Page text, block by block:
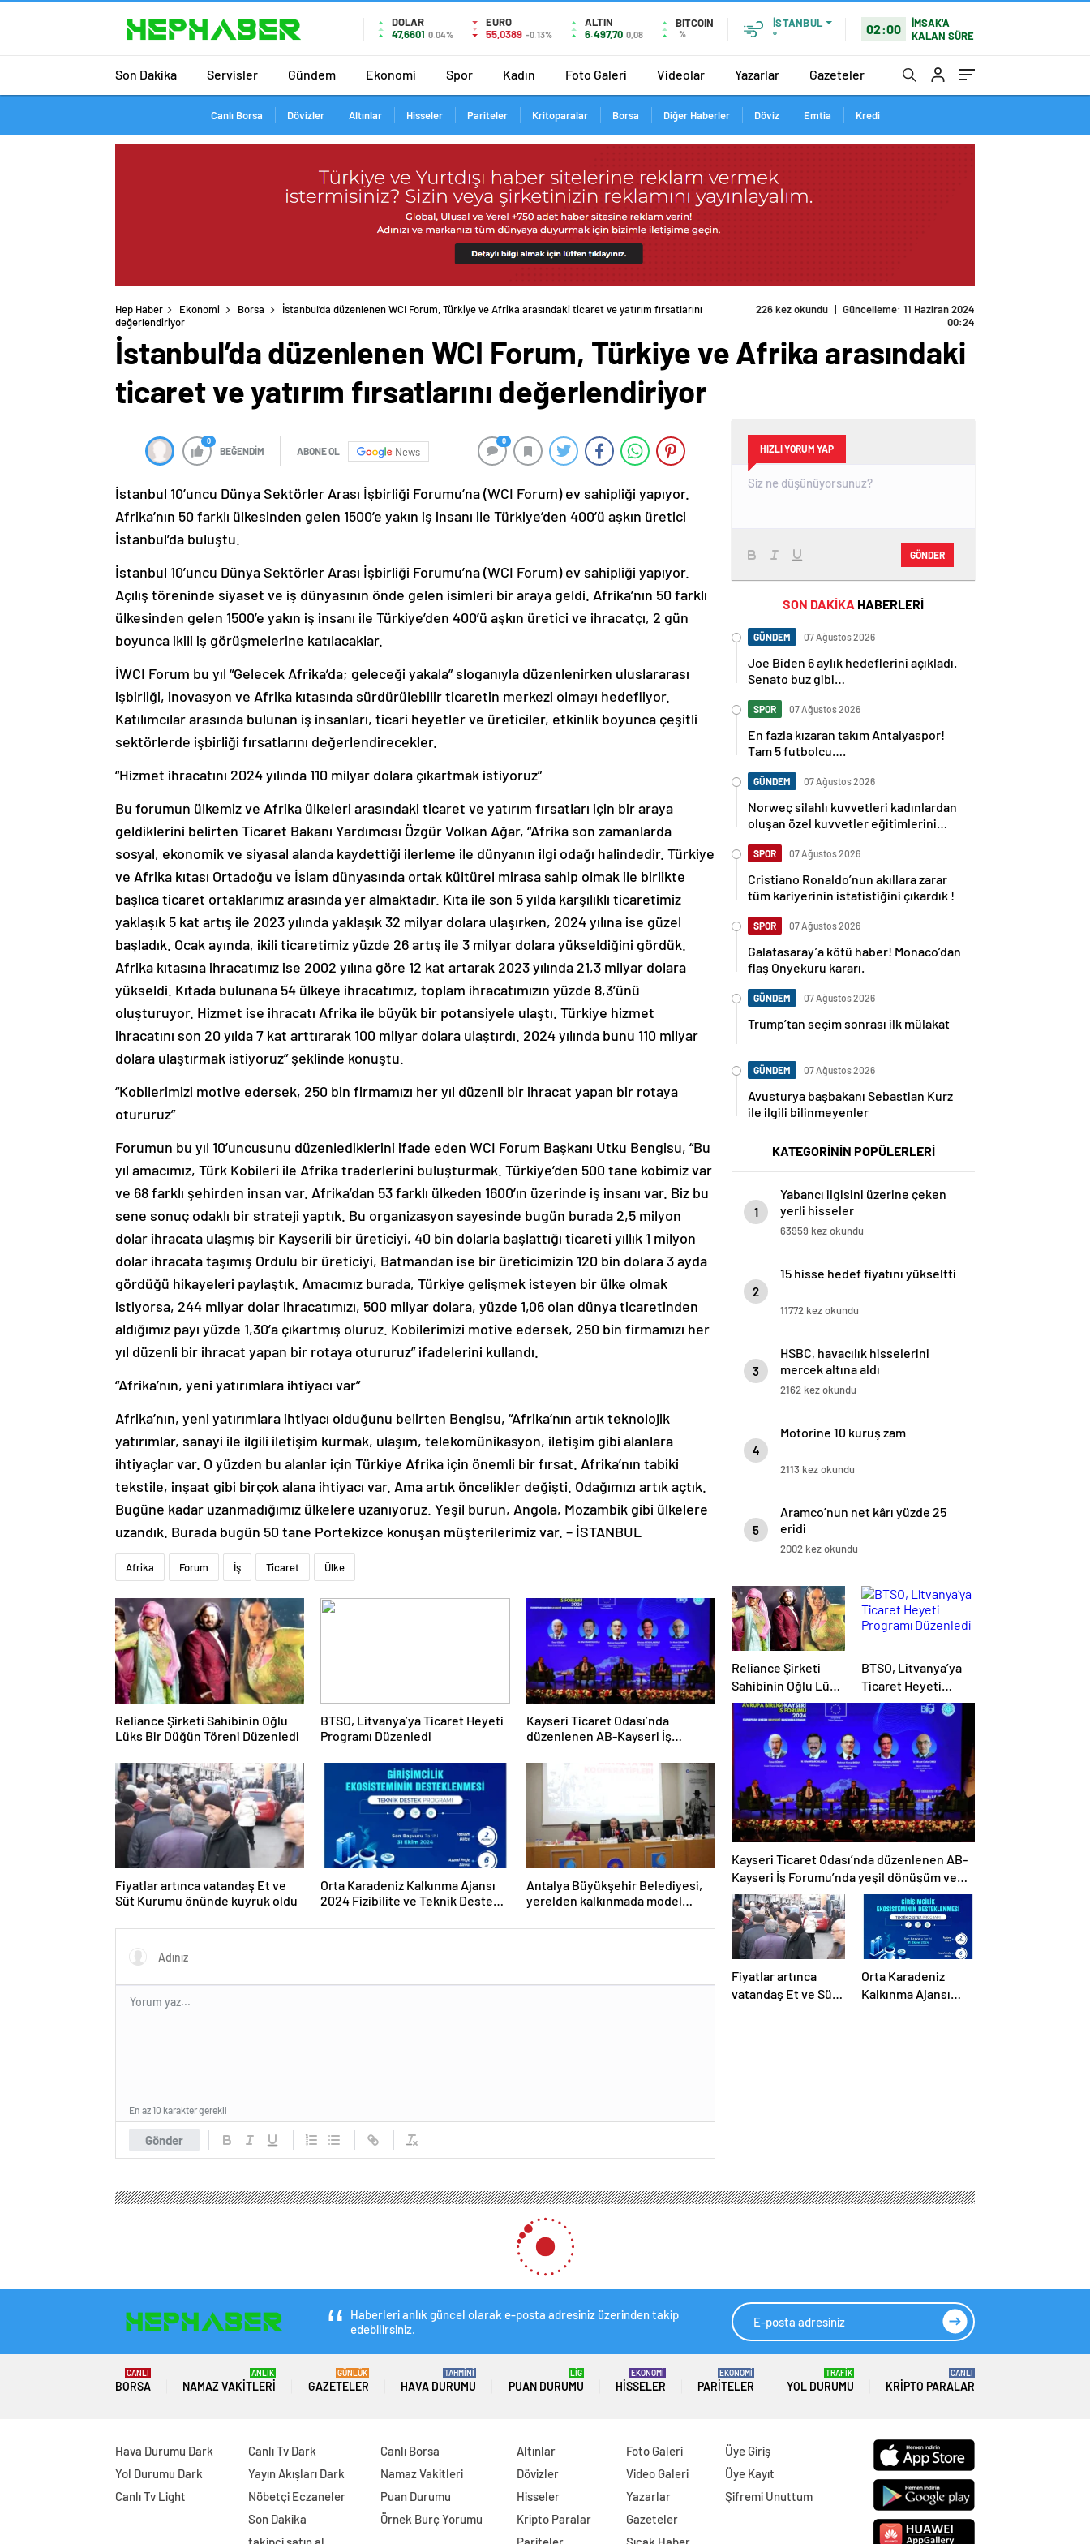
DOLAR
47,6601 0.04%
EURO
55,0389 -0.13%
ALTIN
6.497,70 0,08
BITCOIN
%
İSTANBUL
°
02:00
İMSAK'A
KALAN SÜRE
Son Dakika Servisler Gündem Ekonomi Spor Kadın Foto Galeri Videolar Yazarlar Gazeteler
Canlı Borsa Dövizler Altınlar Hisseler Pariteler Kritoparalar Borsa Diğer Haberler Döviz Emtia Kredi
Hep Haber Ekonomi Borsa
İstanbul’da düzenlenen WCI Forum, Türkiye ve Afrika arasındaki ticaret ve yatırım fırsatlarını
değerlendiriyor
226 kez okundu | Güncelleme: 11 Haziran 2024
00:24
İstanbul’da düzenlenen WCI Forum, Türkiye ve Afrika arasındaki
ticaret ve yatırım fırsatlarını değerlendiriyor
0
BEĞENDİM ABONE OL News
0
İstanbul 10’uncu Dünya Sektörler Arası İşbirliği Forumu’na (WCI Forum) ev sahipliği yapıyor.
Afrika’nın 50 farklı ülkesinden gelen 1500’e yakın iş insanı ile Türkiye’den 400’ü aşkın üretici
İstanbul’da buluştu.
İstanbul 10’uncu Dünya Sektörler Arası İşbirliği Forumu’na (WCI Forum) ev sahipliği yapıyor.
Açılış töreninde siyaset ve iş dünyasının önde gelen isimleri bir araya geldi. Afrika’nın 50 farklı
ülkesinden gelen 1500’e yakın iş insanı ile Türkiye’den 400’ü aşkın üretici ve ihracatçı, 2 gün
boyunca ikili iş görüşmelerine katılacaklar.
İWCI Forum bu yıl “Gelecek Afrika’da; geleceği yakala” sloganıyla düzenlenirken uluslararası
işbirliği, inovasyon ve Afrika kıtasında sürdürülebilir ticaretin merkezi olmayı hedefliyor.
Katılımcılar arasında bulunan iş insanları, ticari heyetler ve üreticiler, etkinlik boyunca çeşitli
sektörlerde işbirliği fırsatlarını değerlendirecekler.
“Hizmet ihracatını 2024 yılında 110 milyar dolara çıkartmak istiyoruz”
Bu forumun ülkemiz ve Afrika ülkeleri arasındaki ticaret ve yatırım fırsatları için bir araya
geldiklerini belirten Ticaret Bakanı Yardımcısı Özgür Volkan Ağar, “Afrika son zamanlarda
sosyal, ekonomik ve siyasal alanda kaydettiği ilerleme ile dünyanın ilgi odağı halindedir. Türkiye
ve Afrika kıtası Ortadoğu ve İslam dünyasında ortak kültürel mirasa sahip olmak ile birlikte
başlıca ticaret ortaklarımız arasında yer almaktadır. Kıta ile son 5 yılda karşılıklı ticaretimiz
yaklaşık 5 kat artış ile 2023 yılında yaklaşık 32 milyar dolara ulaşırken, 2024 yılına ise güzel
başladık. Ocak ayında, ikili ticaretimiz yüzde 26 artış ile 3 milyar dolara yükseldiğini gördük.
Afrika kıtasına ihracatımız ise 2002 yılına göre 12 kat artarak 2023 yılında 21,3 milyar dolara
yükseldi. Kıtada bulunana 54 ülkeye ihracatımız, toplam ihracatımızın yüzde 8,3’ünü
oluşturuyor. Hizmet ise ihracatı Afrika ile büyük bir potansiyele ulaştı. Türkiye hizmet
ihracatını son 20 yılda 7 kat arttırarak 100 milyar dolara ulaştırdı. 2024 yılında bunu 110 milyar
dolara ulaştırmak istiyoruz” şeklinde konuştu.
“Kobilerimizi motive edersek, 250 bin firmamızı her yıl düzenli bir ihracat yapan bir rotaya
otururuz”
Forumun bu yıl 10’uncusunu düzenlediklerini ifade eden WCI Forum Başkanı Utku Bengisu, “Bu
yıl amacımız, Türk Kobileri ile Afrika traderlerini buluşturmak. Türkiye’den 500 tane kobimiz var
ve 68 farklı şehirden insan var. Afrika’dan 53 farklı ülkeden 1600’ın üzerinde iş insanı var. Biz bu
sene sonuç odaklı bir strateji yaptık. Bu organizasyon sayesinde bugün burada 2,5 milyon
dolar ihracata ulaşmış bir Kayserili bir üreticiyi, 40 bin dolarla başlattığı ticareti yıllık 1 milyon
dolar ihracata taşımış Ordulu bir üreticiyi, Batmandan ise bir üreticimizin 120 bin dolara 3 ayda
gördüğü hikayeleri paylaştık. Amacımız burada, Türkiye gelişmek isteyen bir ülke olmak
istiyorsa, 244 milyar dolar ihracatımızı, 500 milyar dolara, yüzde 1,06 olan dünya ticaretinden
aldığımız payı yüzde 1,30’a çıkartmış oluruz. Kobilerimizi motive edersek, 250 bin firmamızı her
yıl düzenli bir ihracat yapan bir rotaya otururuz” ifadelerini kullandı.
“Afrika’nın, yeni yatırımlara ihtiyacı var”
Afrika’nın, yeni yatırımlara ihtiyacı olduğunu belirten Bengisu, “Afrika’nın artık teknolojik
yatırımlar, sanayi ile ilgili iletişim kurmak, ulaşım, telekomünikasyon, iletişim gibi alanlara
ihtiyaçlar var. O yüzden bu alanlar için Türkiye Afrika için önemli bir fırsat. Afrika’nın tabiki
tekstile, inşaat gibi birçok alana ihtiyacı var. Ama artık öncelikler değişti. Odağımızı artık açtık.
Bugüne kadar uzanmadığımız ülkelere uzanıyoruz. Yeşil burun, Angola, Mozambik gibi ülkelere
uzandık. Burada bugün 50 tane Portekizce konuşan müşterilerimiz var. – İSTANBUL
Afrika Forum İş Ticaret Ülke
Reliance Şirketi Sahibinin Oğlu
Lüks Bir Düğün Töreni Düzenledi
BTSO, Litvanya’ya Ticaret Heyeti
Programı Düzenledi
Kayseri Ticaret Odası’nda
düzenlenen AB-Kayseri İş
dijitalleşme vurgusu yapıldı
Fiyatlar artınca vatandaş Et ve
Süt Kurumu önünde kuyruk oldu
Orta Karadeniz Kalkınma Ajansı
2024 Fizibilite ve Teknik Destek
Antalya Büyükşehir Belediyesi,
yerelden kalkınmada model
Gönder
En az 10 karakter gerekli
HIZLI YORUM YAP
GÖNDER
SON DAKİKA HABERLERİ
GÜNDEM 07 Ağustos 2026
Joe Biden 6 aylık hedeflerini açıkladı.
Senato buz gibi…
SPOR 07 Ağustos 2026
En fazla kızaran takım Antalyaspor!
Tam 5 futbolcu….
GÜNDEM 07 Ağustos 2026
Norweç silahlı kuvvetleri kadınlardan
oluşan özel kuvvetler eğitimlerini
SPOR 07 Ağustos 2026
Cristiano Ronaldo’nun akıllara zarar
tüm kariyerinin istatistiğini çıkardık !
SPOR 07 Ağustos 2026
Galatasaray’a kötü haber! Monaco’dan
flaş Onyekuru kararı.
GÜNDEM 07 Ağustos 2026
Trump’tan seçim sonrası ilk mülakat
GÜNDEM 07 Ağustos 2026
Avusturya başbakanı Sebastian Kurz
ile ilgili bilinmeyenler
KATEGORİNİN POPÜLERLERİ
1
Yabancı ilgisini üzerine çeken
yerli hisseler
63959 kez okundu
2
15 hisse hedef fiyatını yükseltti
11772 kez okundu
3
HSBC, havacılık hisselerini
mercek altına aldı
2162 kez okundu
4
Motorine 10 kuruş zam
2113 kez okundu
5
Aramco’nun net kârı yüzde 25
eridi
2002 kez okundu
Reliance Şirketi
Sahibinin Oğlu Lüks
Bir Düğün Töreni
Düzenledi
BTSO, Litvanya’ya
Ticaret Heyeti
Programı Düzenledi
Kayseri Ticaret Odası’nda düzenlenen AB-
Kayseri İş Forumu’nda yeşil dönüşüm ve
dijitalleşme vurgusu yapıldı
Fiyatlar artınca
vatandaş Et ve Süt
Orta Karadeniz
Kalkınma Ajansı
Haberleri anlık güncel olarak e-posta adresiniz üzerinden takip
edebilirsiniz.
BORSA
CANLI
NAMAZ VAKITLERI
ANLIK
GAZETELER
GÜNLÜK
HAVA DURUMU
TAHMİNİ
PUAN DURUMU
LİG
HISSELER
EKONOMİ
PARITELER
EKONOMİ
YOL DURUMU
TRAFİK
KRIPTO PARALAR
CANLI
Hava Durumu Dark
Yol Durumu Dark
Canlı Tv Light
Canlı Tv Dark
Yayın Akışları Dark
Nöbetçi Eczaneler
Son Dakika
Canlı Borsa
Namaz Vakitleri
Puan Durumu
Örnek Burç Yorumu
Altınlar
Dövizler
Hisseler
Kripto Paralar
Foto Galeri
Video Galeri
Yazarlar
Gazeteler
Üye Giriş
Üye Kayıt
Şifremi Unuttum